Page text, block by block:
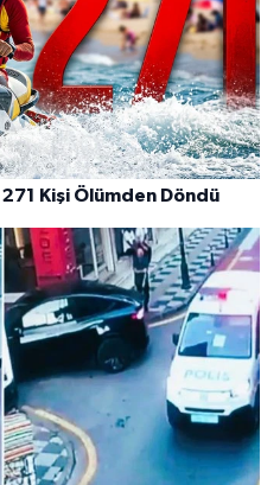
Kişi Ölümden Döndü